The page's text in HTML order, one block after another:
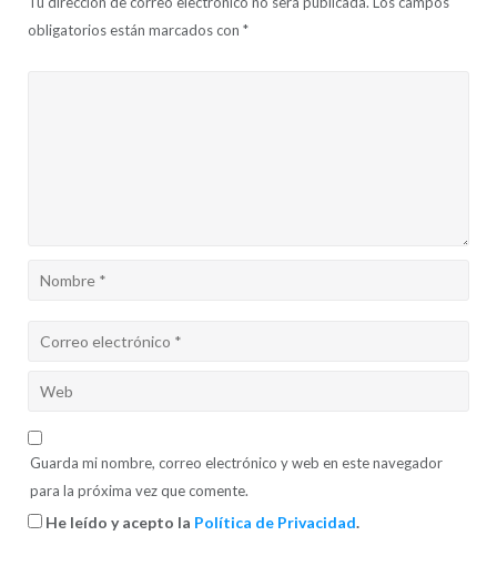
obligatorios están marcados con *
Guarda mi nombre, correo electrónico y web en este navegador
para la próxima vez que comente.
He leído y acepto la Política de Privacidad.